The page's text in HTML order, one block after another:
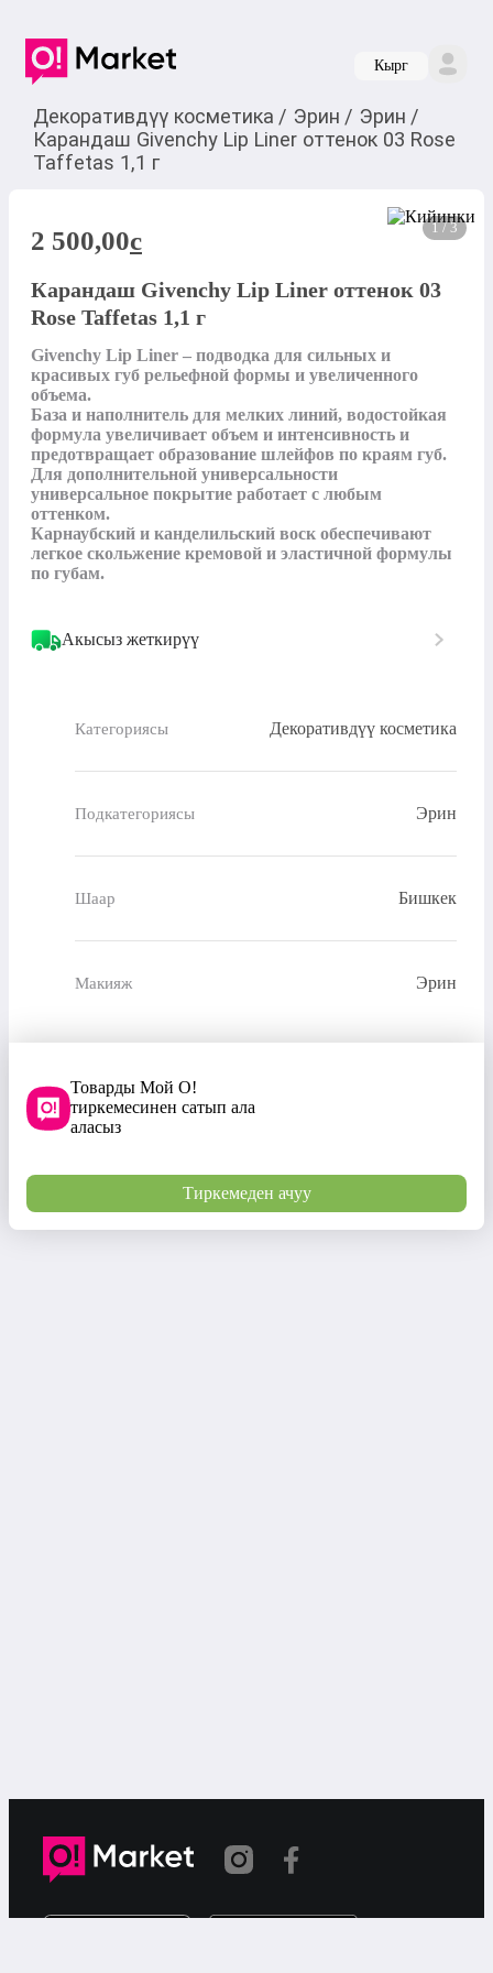
Кырг
Декоративдүү косметика / Эрин / Эрин /
Карандаш Givenchy Lip Liner оттенок 03 Rose
Taffetas 1,1 г
1 / 3
2 500,00c
Карандаш Givenchy Lip Liner оттенок 03
Rose Taffetas 1,1 г
Givenchy Lip Liner – подводка для сильных и
красивых губ рельефной формы и увеличенного
объема.
База и наполнитель для мелких линий, водостойкая
формула увеличивает объем и интенсивность и
предотвращает образование шлейфов по краям губ.
Для дополнительной универсальности
универсальное покрытие работает с любым
оттенком.
Карнаубский и канделильский воск обеспечивают
легкое скольжение кремовой и эластичной формулы
по губам.
Акысыз жеткирүү
Категориясы Декоративдүү косметика
Подкатегориясы Эрин
Шаар Бишкек
Макияж Эрин
Товарды Мой О!
тиркемесинен сатып ала
аласыз
Тиркемеден ачуу